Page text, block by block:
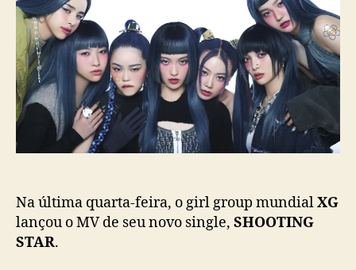
p
o
s
t
b
c
a
ç
ã
a
n
ç
a
n
o
v
o
s
g
l
Na última quarta-feira, o girl group mundialXG
lançou o MV de seu novo single, SHOOTING
STAR.